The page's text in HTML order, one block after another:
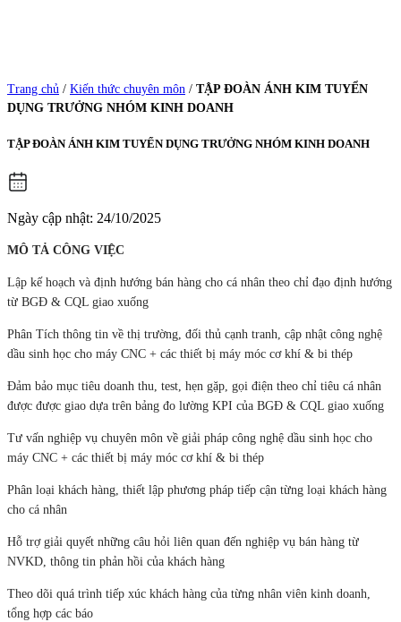
Trang chủ / Kiến thức chuyên môn / TẬP ĐOÀN ÁNH KIM TUYỂN
DỤNG TRƯỞNG NHÓM KINH DOANH
TẬP ĐOÀN ÁNH KIM TUYỂN DỤNG TRƯỞNG NHÓM KINH DOANH
Ngày cập nhật: 24/10/2025
MÔ TẢ CÔNG VIỆC
Lập kế hoạch và định hướng bán hàng cho cá nhân theo chỉ đạo định hướng
từ BGĐ & CQL giao xuống
Phân Tích thông tin về thị trường, đối thủ cạnh tranh, cập nhật công nghệ
dầu sinh học cho máy CNC + các thiết bị máy móc cơ khí & bi thép
Đảm bảo mục tiêu doanh thu, test, hẹn gặp, gọi điện theo chỉ tiêu cá nhân
được được giao dựa trên bảng đo lường KPI của BGĐ & CQL giao xuống
Tư vấn nghiệp vụ chuyên môn về giải pháp công nghệ dầu sinh học cho
máy CNC + các thiết bị máy móc cơ khí & bi thép
Phân loại khách hàng, thiết lập phương pháp tiếp cận từng loại khách hàng
cho cá nhân
Hỗ trợ giải quyết những câu hỏi liên quan đến nghiệp vụ bán hàng từ
NVKD, thông tin phản hồi của khách hàng
Theo dõi quá trình tiếp xúc khách hàng của từng nhân viên kinh doanh,
tổng hợp các báo